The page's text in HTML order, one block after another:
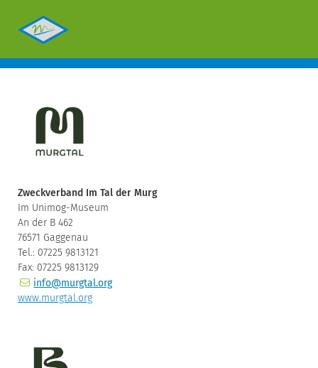
Zweckverband Im Tal der Murg
Im Unimog-Museum
An der B 462
76571 Gaggenau
Tel.: 07225 9813121
Fax: 07225 9813129
info@murgtal.org
www.murgtal.org